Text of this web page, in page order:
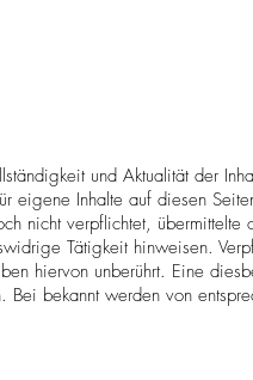
und Aktualität der
Inhalte auf diesen
nicht verpflichtet, übermittelte
Tätigkeit hinweisen.
hiervon unberührt. Eine
Bei bekannt werden von